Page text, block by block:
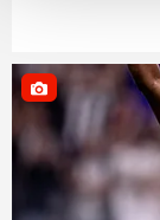
takdirde,
Sizlere daha iyi
Sitemizde